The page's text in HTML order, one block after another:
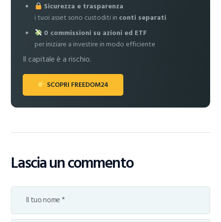
Sicurezza e trasparenza
i tuoi asset sono custoditi in conti separati
0 commissioni su azioni ed ETF
per iniziare a investire in modo efficiente
Il capitale è a rischio.
SCOPRI FREEDOM24
Lascia un commento